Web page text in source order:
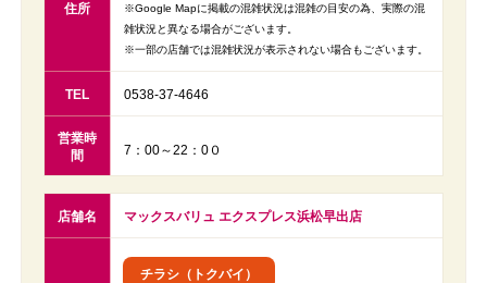
住所
※Google Mapに掲載の混雑状況は混雑の目安の為、実際の混
雑状況と異なる場合がございます。
※一部の店舗では混雑状況が表示されない場合もございます。
TEL 0538-37-4646
営業時
間
7：00～22：0０
店舗名 マックスバリュ エクスプレス浜松早出店
チラシ（トクバイ）